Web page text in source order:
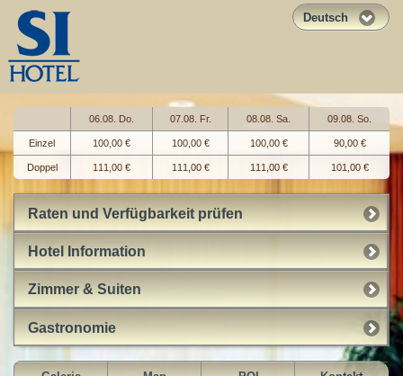
Deutsch
06.08. Do. 07.08. Fr. 08.08. Sa. 09.08. So.
Einzel 100,00 € 100,00 € 100,00 € 90,00 €
Doppel 111,00 € 111,00 € 111,00 € 101,00 €
Raten und Verfügbarkeit prüfen
Hotel Information
Zimmer & Suiten
Gastronomie